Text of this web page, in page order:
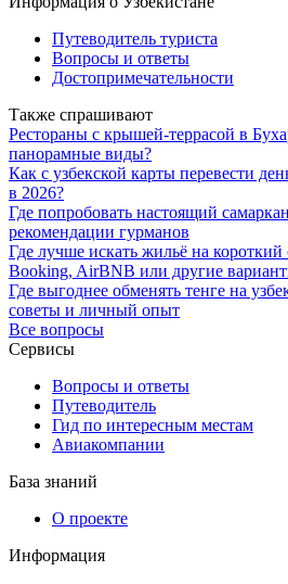
Путеводитель туриста
Вопросы и ответы
Достопримечательности
Также спрашивают
Рестораны с крышей-террасой в
панорамные виды?
Как с узбекской карты перевести
в 2026?
Где попробовать настоящий
рекомендации гурманов
Где лучше искать жильё на
Booking, AirBNB или другие
Где выгоднее обменять тенге на
советы и личный опыт
Все вопросы
Сервисы
Вопросы и ответы
Путеводитель
Гид по интересным местам
Авиакомпании
База знаний
О проекте
Информация